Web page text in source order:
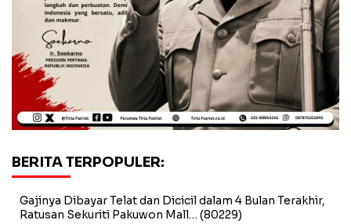
BERITA TERPOPULER:
Gajinya Dibayar Telat dan Dicicil dalam 4 Bulan Terakhir,
Ratusan Sekuriti Pakuwon Mall… (80229)